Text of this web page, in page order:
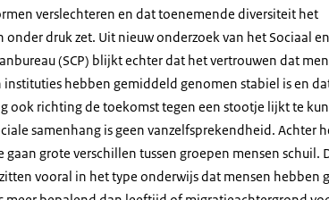
verslechteren en dat toenemende diversiteit het
onder druk zet. Uit nieuw onderzoek van het Sociaal en
(SCP) blijkt echter dat het vertrouwen dat
instituties hebben gemiddeld genomen stabiel is en
ook richting de toekomst tegen een stootje lijkt te
samenhang is geen vanzelfsprekendheid. Achter
gaan grote verschillen tussen groepen mensen schuil.
vooral in het type onderwijs dat mensen hebben